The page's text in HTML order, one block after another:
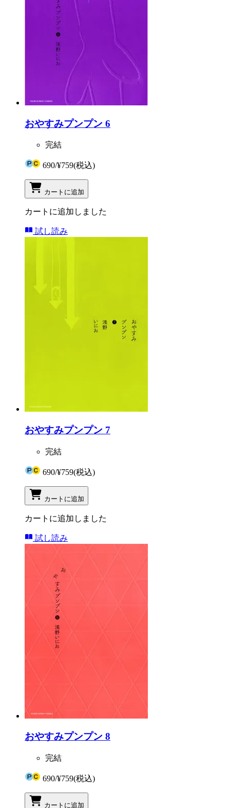
おやすみプンプン 6
完結
690/¥759(税込)
カートに追加
カートに追加しました
試し読み
おやすみプンプン 7
完結
690/¥759(税込)
カートに追加
カートに追加しました
試し読み
おやすみプンプン 8
完結
690/¥759(税込)
カートに追加